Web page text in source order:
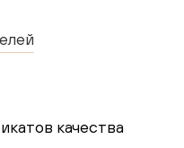
качества